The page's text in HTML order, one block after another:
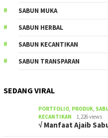
SABUN MUKA
SABUN HERBAL
SABUN KECANTIKAN
SABUN TRANSPARAN
SEDANG VIRAL
PORTFOLIO, PRODUK,
KECANTIKAN
1,226 views
√ Manfaat Ajaib